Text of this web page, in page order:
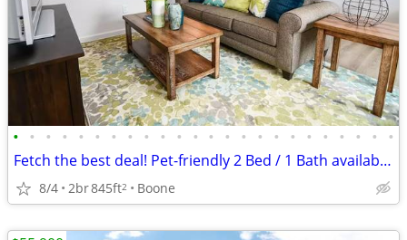
• • • • • • • • • • • • • • • • • • • • • • • •
Fetch the best deal! Pet-friendly 2 Bed / 1 Bath available now.
8/4 2br845ft2 Boone